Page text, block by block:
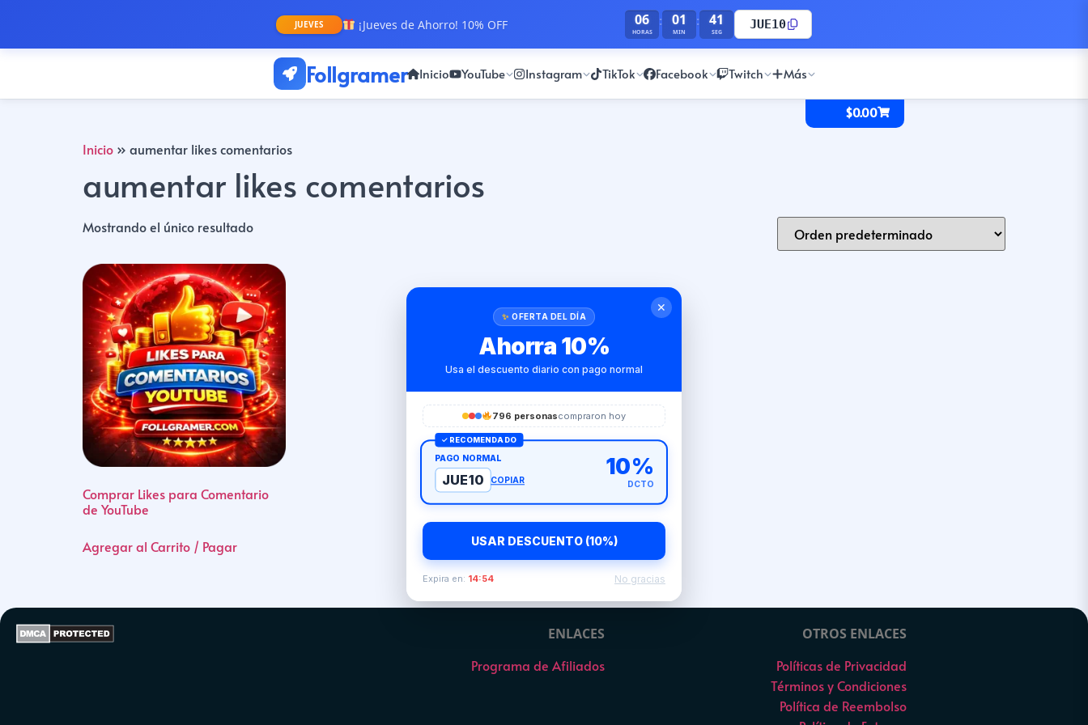
JUEVES ¡Jueves de Ahorro! 10% OFF 06
HORAS
: 01
MIN
: 40
SEG
JUE10
Follgramer Inicio YouTube Instagram TikTok Facebook Twitch Más
$0.00
Inicio » aumentar likes comentarios
aumentar likes comentarios
Mostrando el único resultado
Comprar Likes para Comentario
de YouTube
Agregar al Carrito / Pagar
ENLACES
Programa de Afiliados
OTROS ENLACES
Políticas de Privacidad
Términos y Condiciones
Política de Reembolso
✕
OFERTA DEL DÍA
Ahorra 10%
Usa el descuento diario con pago normal
796 personascompraron hoy
✓ RECOMENDADO
PAGO NORMAL
JUE10 COPIAR
10%
DCTO
USAR DESCUENTO (10%)
Expira en: 14:54 No gracias